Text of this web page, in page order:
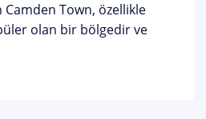
Camden Town, özellikle
olan bir bölgedir ve